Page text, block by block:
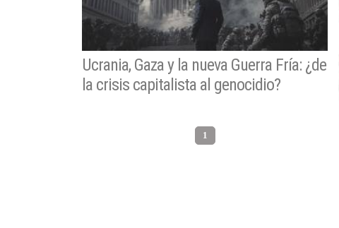
Ucrania, Gaza y la nueva Guerra Fría: ¿de
la crisis capitalista al genocidio?
1